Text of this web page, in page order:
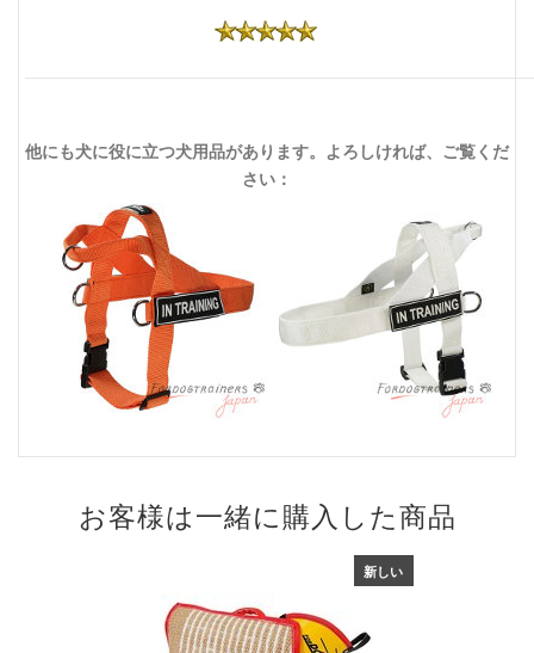
他にも犬に役に立つ犬用品があります。よろしければ、ご覧くだ
さい：
お客様は一緒に購入した商品
新しい